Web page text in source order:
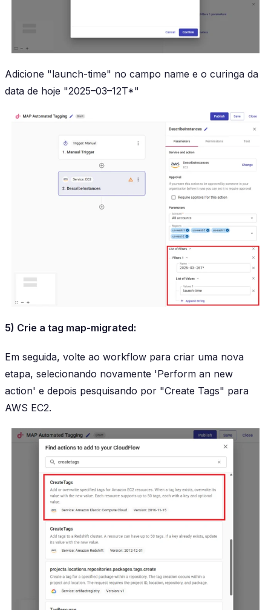
Adicione "launch-time" no campo name e o curinga da
data de hoje "2025–03–12T*"
5) Crie a tag map-migrated:
Em seguida, volte ao workflow para criar uma nova
etapa, selecionando novamente 'Perform an new
action' e depois pesquisando por "Create Tags" para
AWS EC2.